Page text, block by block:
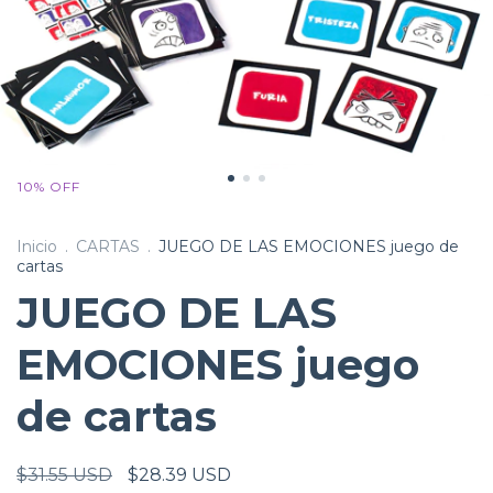
10% OFF
Inicio . CARTAS . JUEGO DE LAS EMOCIONES juego de
cartas
JUEGO DE LAS
EMOCIONES juego
de cartas
$31.55 USD $28.39 USD